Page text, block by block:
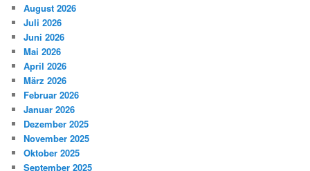
August 2026
Juli 2026
Juni 2026
Mai 2026
April 2026
März 2026
Februar 2026
Januar 2026
Dezember 2025
November 2025
Oktober 2025
September 2025